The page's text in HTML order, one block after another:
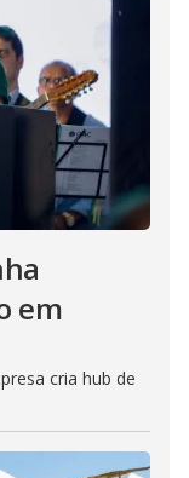
em
cria hub de